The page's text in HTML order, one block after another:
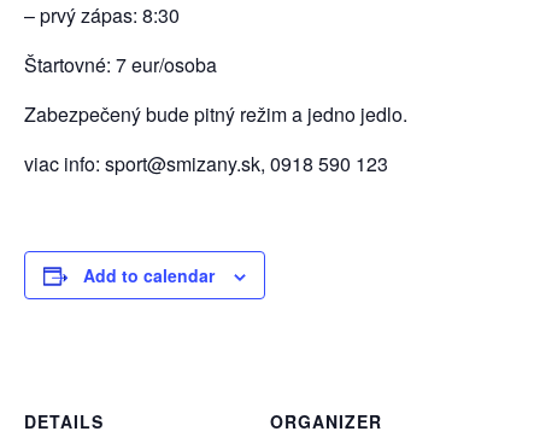
– prvý zápas: 8:30
Štartovné: 7 eur/osoba
Zabezpečený bude pitný režim a jedno jedlo.
viac info: sport@smizany.sk, 0918 590 123
Add to calendar
DETAILS
ORGANIZER